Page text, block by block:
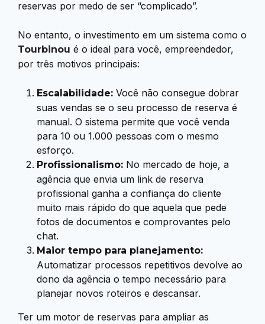
reservas por medo de ser “complicado”.
No entanto, o investimento em um sistema como o
Tourbinou é o ideal para você, empreendedor,
por três motivos principais:
Escalabilidade: Você não consegue dobrar
suas vendas se o seu processo de reserva é
manual. O sistema permite que você venda
para 10 ou 1.000 pessoas com o mesmo
esforço.
Profissionalismo: No mercado de hoje, a
agência que envia um link de reserva
profissional ganha a confiança do cliente
muito mais rápido do que aquela que pede
fotos de documentos e comprovantes pelo
chat.
Maior tempo para planejamento:
Automatizar processos repetitivos devolve ao
dono da agência o tempo necessário para
planejar novos roteiros e descansar.
Ter um motor de reservas para ampliar as